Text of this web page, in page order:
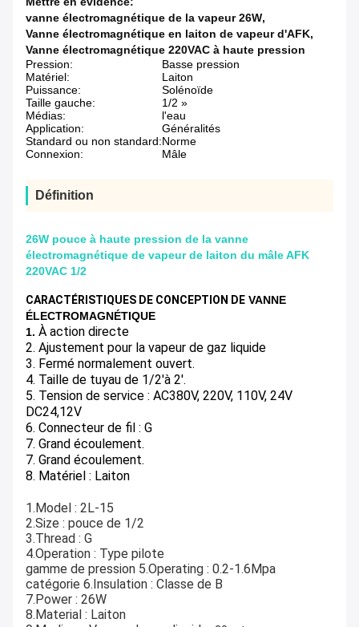
vanne électromagnétique de la vapeur 26W,
Vanne électromagnétique en laiton de vapeur d'AFK,
Vanne électromagnétique 220VAC à haute pression
Pression:
Basse pression
Matériel:
Laiton
Puissance:
Solénoïde
Taille gauche:
1/2 »
Médias:
l'eau
Application:
Généralités
Standard ou non standard:Norme
Connexion:
Mâle
Définition
26W pouce à haute pression de la vanne
électromagnétique de vapeur de laiton du mâle AFK
220VAC 1/2
CARACTÉRISTIQUES DE CONCEPTION DE VANNE
ÉLECTROMAGNÉTIQUE
1. À action directe
2. Ajustement pour la vapeur de gaz liquide
3. Fermé normalement ouvert.
4. Taille de tuyau de 1/2'à 2'.
5. Tension de service : AC380V, 220V, 110V, 24V
DC24,12V
6. Connecteur de fil : G
7. Grand écoulement.
7. Grand écoulement.
8. Matériel : Laiton
1.Model : 2L-15
2.Size : pouce de 1/2
3.Thread : G
4.Operation : Type pilote
gamme de pression 5.Operating : 0.2-1.6Mpa
catégorie 6.Insulation : Classe de B
7.Power : 26W
8.Material : Laiton